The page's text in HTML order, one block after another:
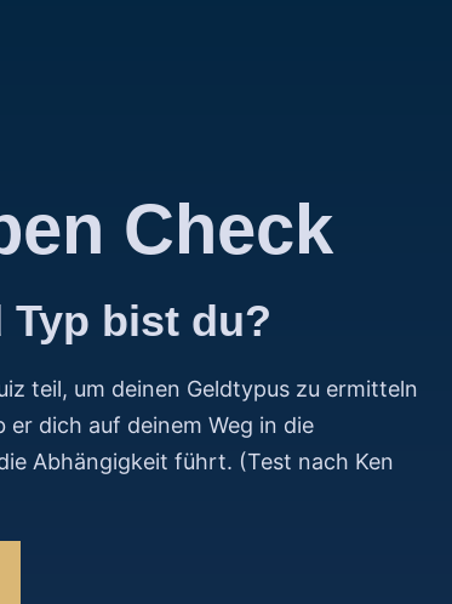
Check
Typ bist du?
teil, um deinen Geldtypus zu ermitteln
er dich auf deinem Weg in die
Abhängigkeit führt. (Test nach Ken